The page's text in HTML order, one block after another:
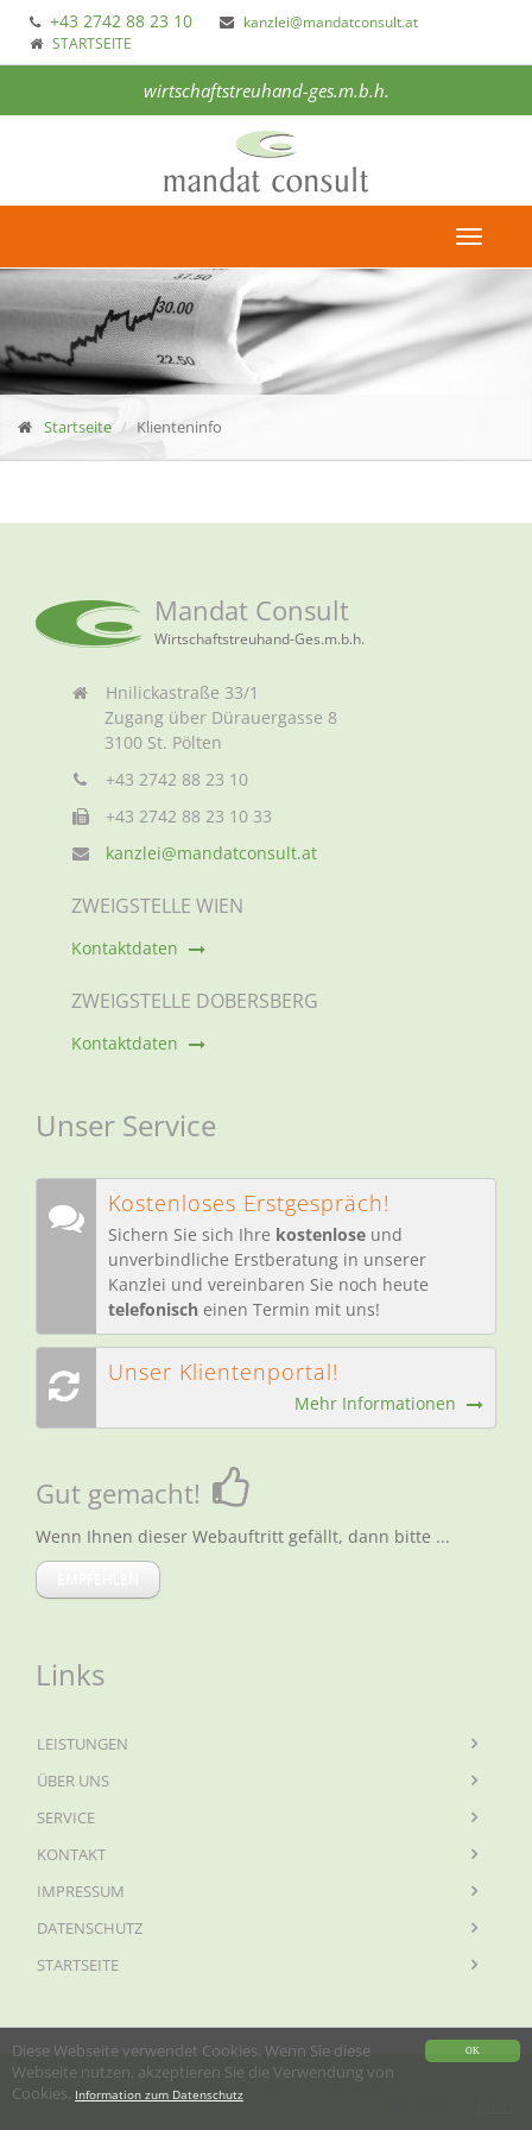
OK
Diese Webseite verwendet Cookies. Wenn Sie diese
Webseite nutzen, akzeptieren Sie die Verwendung von
Cookies. Information zum Datenschutz
+43 2742 88 23 10
kanzlei@mandatconsult.at
STARTSEITE
wirtschaftstreuhand-ges.m.b.h.
Toggle
Startseite Klienteninfo
Mandat Consult
Wirtschaftstreuhand-Ges.m.b.h.
Hnilickastraße 33/1
Zugang über Dürauergasse 8
3100 St. Pölten
+43 2742 88 23 10
+43 2742 88 23 10 33
kanzlei@mandatconsult.at
ZWEIGSTELLE WIEN
Kontaktdaten
ZWEIGSTELLE DOBERSBERG
Kontaktdaten
Unser Service
Kostenloses Erstgespräch!
Sichern Sie sich Ihre kostenlose und
unverbindliche Erstberatung in unserer
Kanzlei und vereinbaren Sie noch heute
telefonisch einen Termin mit uns!
Unser Klientenportal!
Mehr Informationen
Gut gemacht!
Wenn Ihnen dieser Webauftritt gefällt, dann bitte ...
Links
LEISTUNGEN
ÜBER UNS
SERVICE
KONTAKT
IMPRESSUM
DATENSCHUTZ
STARTSEITE
© copyright by mandat consult wirtschaftstreuhand-ges.m.b.h